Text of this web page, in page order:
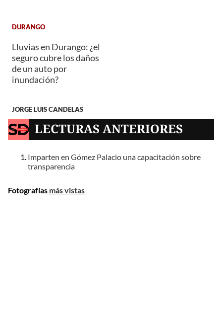
DURANGO
Lluvias en Durango: ¿el
seguro cubre los daños
de un auto por
inundación?
JORGE LUIS CANDELAS
LECTURAS ANTERIORES
Imparten en Gómez Palacio una capacitación sobre
transparencia
Fotografías más vistas